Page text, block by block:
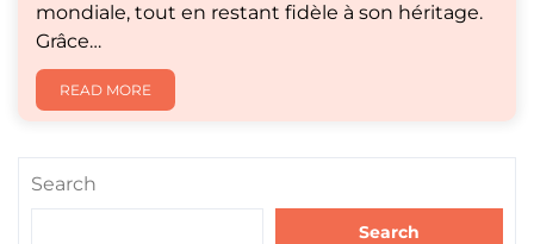
mondiale, tout en restant fidèle à son héritage.
Grâce…
READ MORE
Search
Search